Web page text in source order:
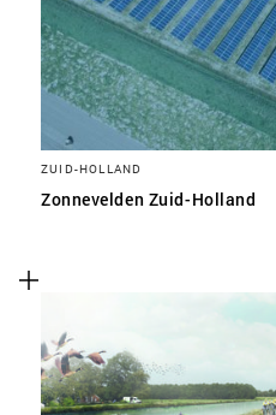
ZUID-HOLLAND
Zonnevelden Zuid-Holland